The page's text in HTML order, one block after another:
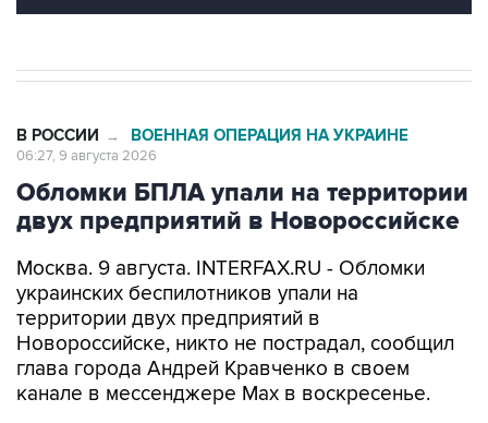
Обломки БПЛА упали на территории
двух предприятий в Новороссийске
Москва. 9 августа. INTERFAX.RU - Обломки
территории двух предприятий в
Новороссийске, никто не пострадал, сообщил
глава города Андрей Кравченко в своем
канале в мессенджере Max в воскресенье.
"Обломки БПЛА упали на территории двух